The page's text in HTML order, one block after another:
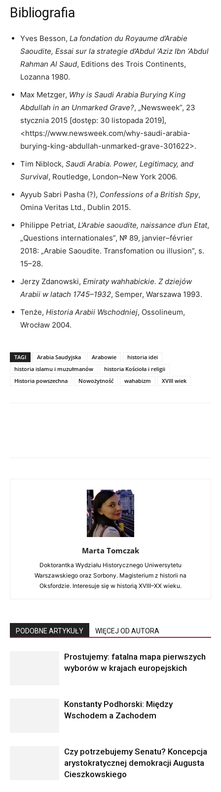
Bibliografia
Yves Besson, La fondation du Royaume d’Arabie
Saoudite, Essai sur la strategie d’Abdul ‘Aziz Ibn ‘Abdul
Rahman Al Saud, Editions des Trois Continents,
Lozanna 1980.
Max Metzger, Why is Saudi Arabia Burying King
Abdullah in an Unmarked Grave?, „Newsweek”, 23
stycznia 2015 [dostęp: 30 listopada 2019],
<https://www.newsweek.com/why-saudi-arabia-
burying-king-abdullah-unmarked-grave-301622>.
Tim Niblock, Saudi Arabia. Power, Legitimacy, and
Survival, Routledge, London–New York 2006.
Ayyub Sabri Pasha (?), Confessions of a British Spy,
Omina Veritas Ltd., Dublin 2015.
Philippe Petriat, L’Arabie saoudite, naissance d’un Etat,
„Questions internationales”, № 89, janvier–février
2018: „Arabie Saoudite. Transfomation ou illusion”, s.
15–28.
Jerzy Zdanowski, Emiraty wahhabickie. Z dziejów
Arabii w latach 1745–1932, Semper, Warszawa 1993.
Tenże, Historia Arabii Wschodniej, Ossolineum,
Wrocław 2004.
TAGI Arabia Saudyjska Arabowie
historia idei
historia islamu i muzułmanów
historia Kościoła i religii
Historia powszechna
Nowożytność wahabizm XVIII wiek
Marta Tomczak
Doktorantka Wydziału Historycznego Uniwersytetu
Warszawskiego oraz Sorbony. Magisterium z historii na
Oksfordzie. Interesuje się w historią XVIII–XX wieku.
PODOBNE ARTYKUŁY WIĘCEJ OD AUTORA
Prostujemy: fatalna mapa pierwszych
wyborów w krajach europejskich
Konstanty Podhorski: Między
Wschodem a Zachodem
Czy potrzebujemy Senatu? Koncepcja
arystokratycznej demokracji Augusta
Cieszkowskiego